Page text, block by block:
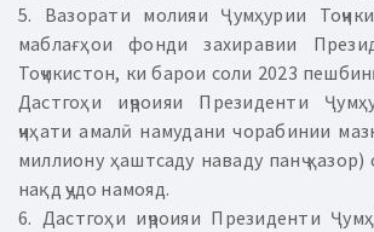
5. Вазорати молияи Ҷумҳурии
маблағҳои фонди захиравии
Тоҷикистон, ки барои соли 2023
Дастгоҳи иҷроияи Президенти
ҷиҳати амалӣ намудани чорабинии
миллиону ҳаштсаду наваду панҷ
нақд ҷудо намояд.
6. Дастгоҳи иҷроияи Президенти